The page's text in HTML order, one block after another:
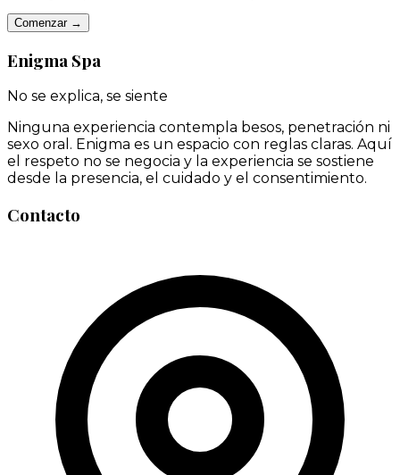
Comenzar →
Enigma Spa
No se explica, se siente
Ninguna experiencia contempla besos, penetración ni
sexo oral. Enigma es un espacio con reglas claras. Aquí
el respeto no se negocia y la experiencia se sostiene
desde la presencia, el cuidado y el consentimiento.
Contacto